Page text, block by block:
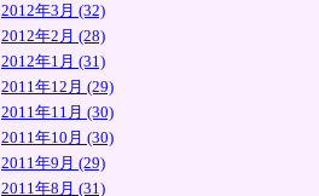
2012年3月 (32)
2012年2月 (28)
2012年1月 (31)
2011年12月 (29)
2011年11月 (30)
2011年10月 (30)
2011年9月 (29)
2011年8月 (31)